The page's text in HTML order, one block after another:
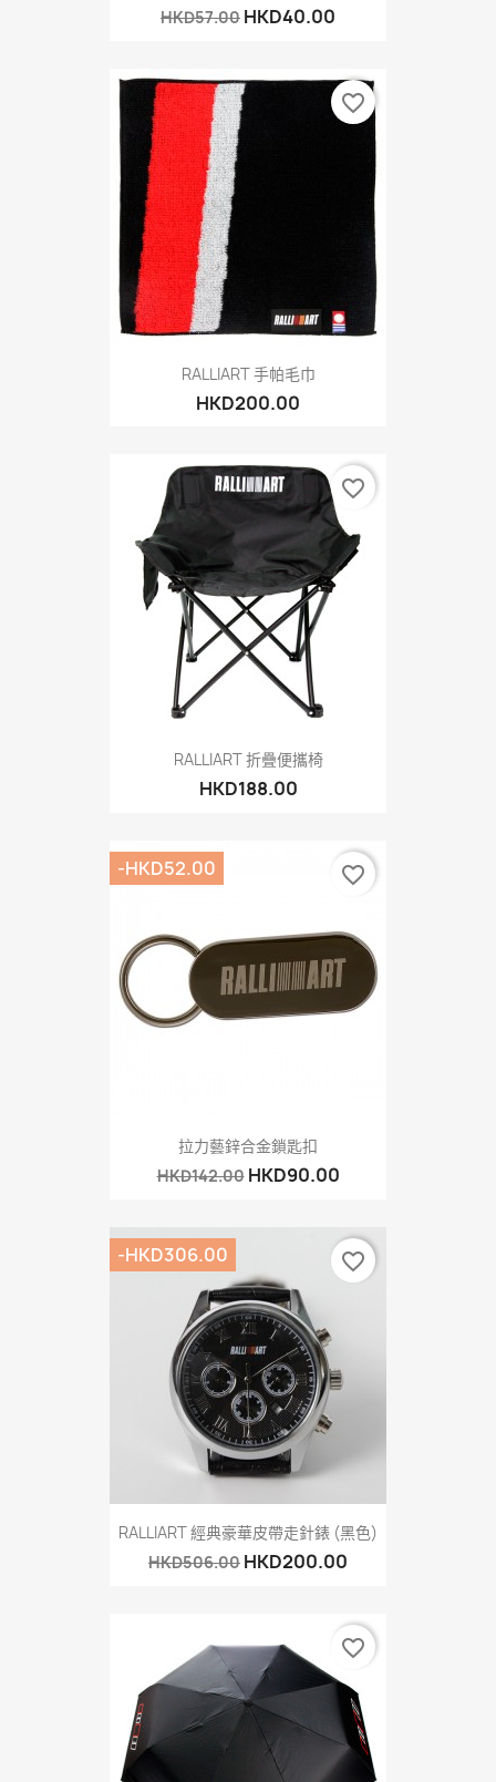
HKD57.00 HKD40.00
RALLIART 手帕毛巾
HKD200.00
favorite_border
RALLIART 折疊便攜椅
HKD188.00
favorite_border
拉力藝鋅合金鎖匙扣
HKD142.00 HKD90.00
-HKD52.00 favorite_border
RALLIART 經典豪華皮帶走針錶 (黑色)
HKD506.00 HKD200.00
-HKD306.00 favorite_border
favorite_border